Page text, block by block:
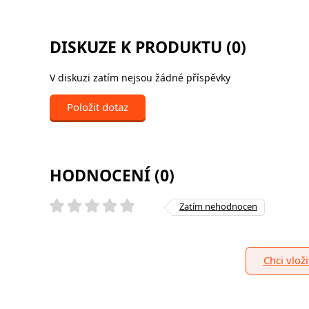
DISKUZE K PRODUKTU (0)
V diskuzi zatím nejsou žádné příspěvky
Položit dotaz
HODNOCENÍ (0)
Zatím nehodnocen
Chci